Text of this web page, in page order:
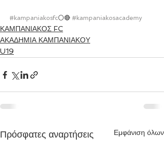
#kampaniakosfc⚪🔴 #kampaniakosacademy
ΚΑΜΠΑΝΙΑΚΟΣ FC
ΑΚΑΔΗΜΙΑ ΚΑΜΠΑΝΙΑΚΟΥ
U19
Πρόσφατες αναρτήσεις Εμφάνιση όλων